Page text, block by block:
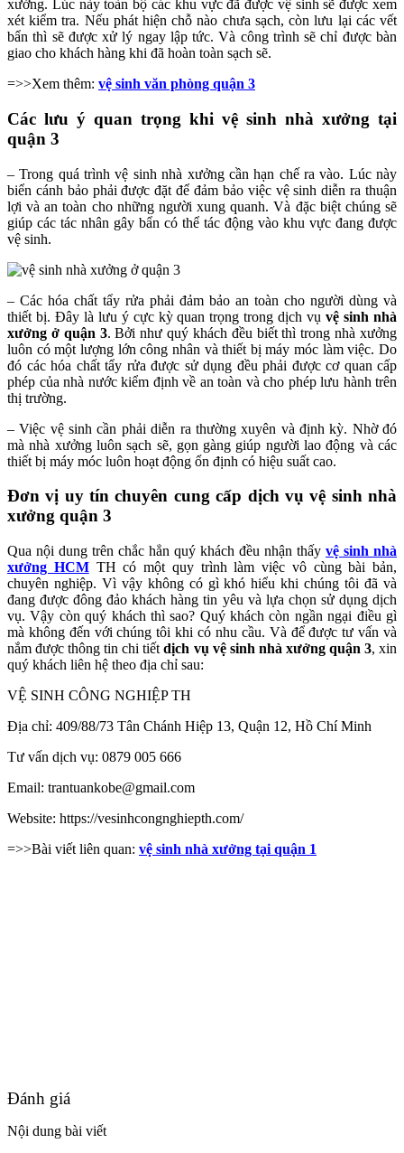
xưởng. Lúc này toàn bộ các khu vực đã được vệ sinh sẽ được xem
xét kiểm tra. Nếu phát hiện chỗ nào chưa sạch, còn lưu lại các vết
bẩn thì sẽ được xử lý ngay lập tức. Và công trình sẽ chỉ được bàn
giao cho khách hàng khi đã hoàn toàn sạch sẽ.
=>>Xem thêm: vệ sinh văn phòng quận 3
Các lưu ý quan trọng khi vệ sinh nhà xưởng tại
quận 3
– Trong quá trình vệ sinh nhà xưởng cần hạn chế ra vào. Lúc này
biển cánh bảo phải được đặt để đảm bảo việc vệ sinh diễn ra thuận
lợi và an toàn cho những người xung quanh. Và đặc biệt chúng sẽ
giúp các tác nhân gây bẩn có thể tác động vào khu vực đang được
vệ sinh.
– Các hóa chất tẩy rửa phải đảm bảo an toàn cho người dùng và
thiết bị. Đây là lưu ý cực kỳ quan trọng trong dịch vụvệ sinh nhà
xưởng ở quận 3. Bởi như quý khách đều biết thì trong nhà xưởng
luôn có một lượng lớn công nhân và thiết bị máy móc làm việc. Do
đó các hóa chất tẩy rửa được sử dụng đều phải được cơ quan cấp
phép của nhà nước kiểm định về an toàn và cho phép lưu hành trên
thị trường.
– Việc vệ sinh cần phải diễn ra thường xuyên và định kỳ. Nhờ đó
mà nhà xưởng luôn sạch sẽ, gọn gàng giúp người lao động và các
thiết bị máy móc luôn hoạt động ổn định có hiệu suất cao.
Đơn vị uy tín chuyên cung cấp dịch vụ vệ sinh nhà
xưởng quận 3
Qua nội dung trên chắc hẳn quý khách đều nhận thấy vệ sinh nhà
xưởng HCM TH có một quy trình làm việc vô cùng bài bản,
chuyên nghiệp. Vì vậy không có gì khó hiểu khi chúng tôi đã và
đang được đông đảo khách hàng tin yêu và lựa chọn sử dụng dịch
vụ. Vậy còn quý khách thì sao? Quý khách còn ngần ngại điều gì
mà không đến với chúng tôi khi có nhu cầu. Và để được tư vấn và
nắm được thông tin chi tiếtdịch vụ vệ sinh nhà xưởng quận 3, xin
quý khách liên hệ theo địa chỉ sau:
VỆ SINH CÔNG NGHIỆP TH
Địa chỉ: 409/88/73 Tân Chánh Hiệp 13, Quận 12, Hồ Chí Minh
Tư vấn dịch vụ: 0879 005 666
Email: trantuankobe@gmail.com
Website: https://vesinhcongnghiepth.com/
=>>Bài viết liên quan: vệ sinh nhà xưởng tại quận 1
Đánh giá
Nội dung bài viết